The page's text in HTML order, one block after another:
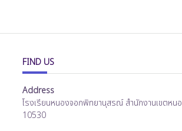
FIND US
Address
โรงเรียนหนองจอกพิทยานุสรณ์ สำนักงานเขตหน
10530